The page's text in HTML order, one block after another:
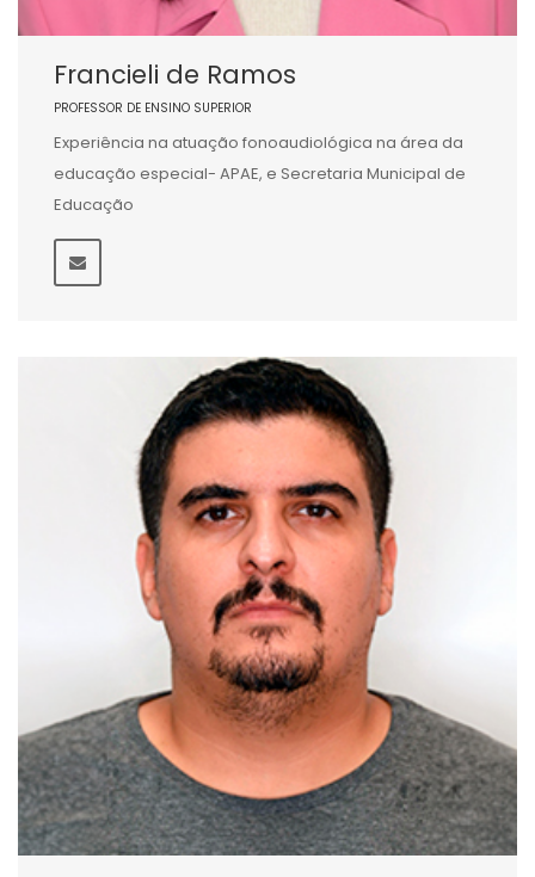
Francieli de Ramos
PROFESSOR DE ENSINO SUPERIOR
Experiência na atuação fonoaudiológica na área da
educação especial- APAE, e Secretaria Municipal de
Educação